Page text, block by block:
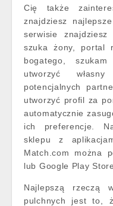
Cię także
znajdziesz
serwisie
szuka żony, portal
bogatego,
utworzyć
potencjalnych
utworzyć profil za
automatycznie
ich preferencje.
sklepu z
Match.com można
lub Google Play Store.
Najlepszą rzeczą
pulchnych jest to,